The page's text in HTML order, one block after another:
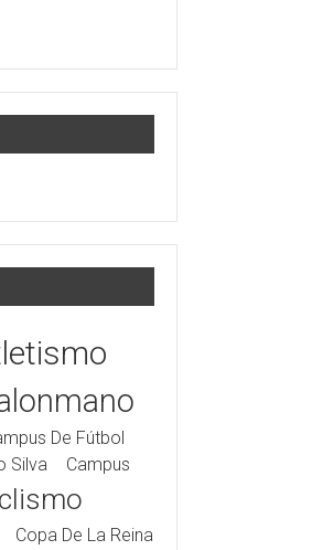
De Fútbol
Silva
Campus
Copa De La Reina